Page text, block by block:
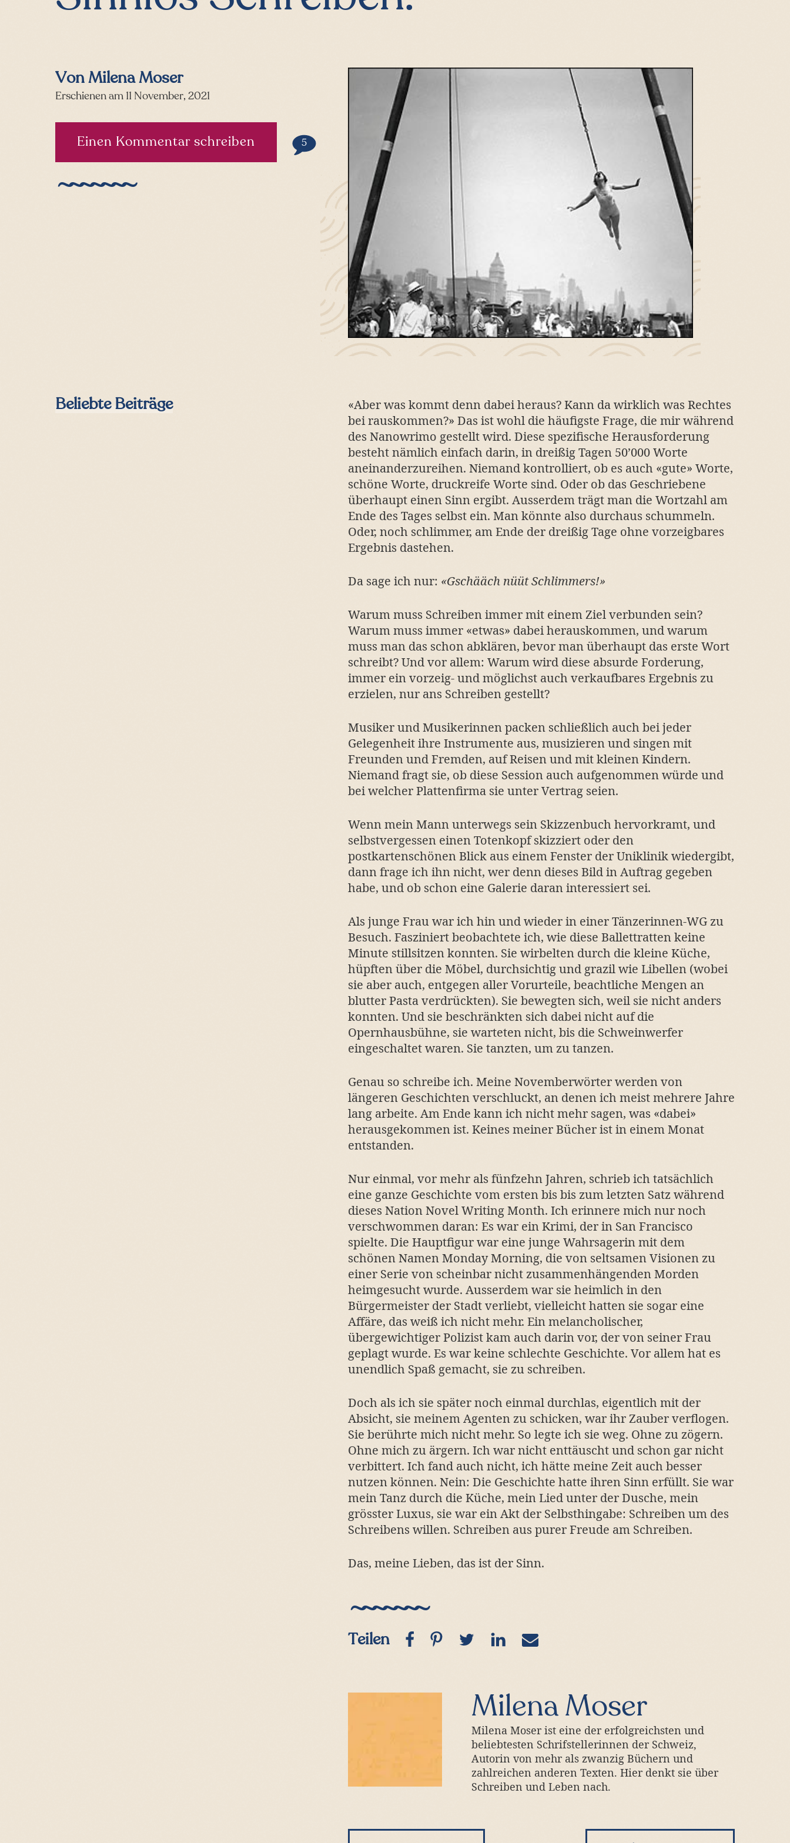
Von Milena Moser
Erschienen am 11 November, 2021
Einen Kommentar schreiben 5Kommentare
«Aber was kommt denn dabei heraus? Kann da wirklich was Rechtes
bei rauskommen?» Das ist wohl die häufigste Frage, die mir während
des Nanowrimo gestellt wird. Diese spezifische Herausforderung
besteht nämlich einfach darin, in dreißig Tagen 50’000 Worte
aneinanderzureihen. Niemand kontrolliert, ob es auch «gute» Worte,
schöne Worte, druckreife Worte sind. Oder ob das Geschriebene
überhaupt einen Sinn ergibt. Ausserdem trägt man die Wortzahl am
Ende des Tages selbst ein. Man könnte also durchaus schummeln.
Oder, noch schlimmer, am Ende der dreißig Tage ohne vorzeigbares
Ergebnis dastehen.
Da sage ich nur: «Gschääch nüüt Schlimmers!»
Warum muss Schreiben immer mit einem Ziel verbunden sein?
Warum muss immer «etwas» dabei herauskommen, und warum
muss man das schon abklären, bevor man überhaupt das erste Wort
schreibt? Und vor allem: Warum wird diese absurde Forderung,
immer ein vorzeig- und möglichst auch verkaufbares Ergebnis zu
erzielen, nur ans Schreiben gestellt?
Musiker und Musikerinnen packen schließlich auch bei jeder
Gelegenheit ihre Instrumente aus, musizieren und singen mit
Freunden und Fremden, auf Reisen und mit kleinen Kindern.
Niemand fragt sie, ob diese Session auch aufgenommen würde und
bei welcher Plattenfirma sie unter Vertrag seien.
Wenn mein Mann unterwegs sein Skizzenbuch hervorkramt, und
selbstvergessen einen Totenkopf skizziert oder den
postkartenschönen Blick aus einem Fenster der Uniklinik wiedergibt,
dann frage ich ihn nicht, wer denn dieses Bild in Auftrag gegeben
habe, und ob schon eine Galerie daran interessiert sei.
Als junge Frau war ich hin und wieder in einer Tänzerinnen-WG zu
Besuch. Fasziniert beobachtete ich, wie diese Ballettratten keine
Minute stillsitzen konnten. Sie wirbelten durch die kleine Küche,
hüpften über die Möbel, durchsichtig und grazil wie Libellen (wobei
sie aber auch, entgegen aller Vorurteile, beachtliche Mengen an
blutter Pasta verdrückten). Sie bewegten sich, weil sie nicht anders
konnten. Und sie beschränkten sich dabei nicht auf die
Opernhausbühne, sie warteten nicht, bis die Schweinwerfer
eingeschaltet waren. Sie tanzten, um zu tanzen.
Genau so schreibe ich. Meine Novemberwörter werden von
längeren Geschichten verschluckt, an denen ich meist mehrere Jahre
lang arbeite. Am Ende kann ich nicht mehr sagen, was «dabei»
herausgekommen ist. Keines meiner Bücher ist in einem Monat
entstanden.
Nur einmal, vor mehr als fünfzehn Jahren, schrieb ich tatsächlich
eine ganze Geschichte vom ersten bis bis zum letzten Satz während
dieses Nation Novel Writing Month. Ich erinnere mich nur noch
verschwommen daran: Es war ein Krimi, der in San Francisco
spielte. Die Hauptfigur war eine junge Wahrsagerin mit dem
schönen Namen Monday Morning, die von seltsamen Visionen zu
einer Serie von scheinbar nicht zusammenhängenden Morden
heimgesucht wurde. Ausserdem war sie heimlich in den
Bürgermeister der Stadt verliebt, vielleicht hatten sie sogar eine
Affäre, das weiß ich nicht mehr. Ein melancholischer,
übergewichtiger Polizist kam auch darin vor, der von seiner Frau
geplagt wurde. Es war keine schlechte Geschichte. Vor allem hat es
unendlich Spaß gemacht, sie zu schreiben.
Doch als ich sie später noch einmal durchlas, eigentlich mit der
Absicht, sie meinem Agenten zu schicken, war ihr Zauber verflogen.
Sie berührte mich nicht mehr. So legte ich sie weg. Ohne zu zögern.
Ohne mich zu ärgern. Ich war nicht enttäuscht und schon gar nicht
verbittert. Ich fand auch nicht, ich hätte meine Zeit auch besser
nutzen können. Nein: Die Geschichte hatte ihren Sinn erfüllt. Sie war
mein Tanz durch die Küche, mein Lied unter der Dusche, mein
grösster Luxus, sie war ein Akt der Selbsthingabe: Schreiben um des
Schreibens willen. Schreiben aus purer Freude am Schreiben.
Das, meine Lieben, das ist der Sinn.
Teilen(Link
Fenster
AutorenprofilMilena Moser
Milena Moser ist eine der erfolgreichsten und
beliebtesten Schrifstellerinnen der Schweiz,
Autorin von mehr als zwanzig Büchern und
zahlreichen anderen Texten. Hier denkt sie über
Schreiben und Leben nach.
sidebar
Beliebte Beiträge